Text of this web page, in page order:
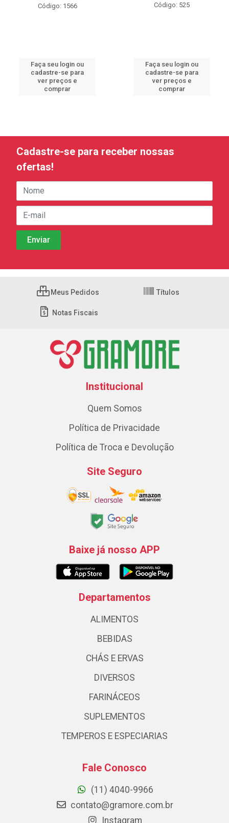
Código: 1566
Faça seu login ou
cadastre-se para
ver preços e
comprar
Código: 525
Faça seu login ou
cadastre-se para
ver preços e
comprar
Cadastre-se para receber nossas
ofertas!
Meus Pedidos Títulos
Notas Fiscais
Institucional
Quem Somos
Política de Privacidade
Política de Troca e Devolução
Site Seguro
Baixe já nosso APP
Departamentos
ALIMENTOS
BEBIDAS
CHÁS E ERVAS
DIVERSOS
FARINÁCEOS
SUPLEMENTOS
TEMPEROS E ESPECIARIAS
Fale Conosco
(11) 4040-9966
contato@gramore.com.br
Instagram